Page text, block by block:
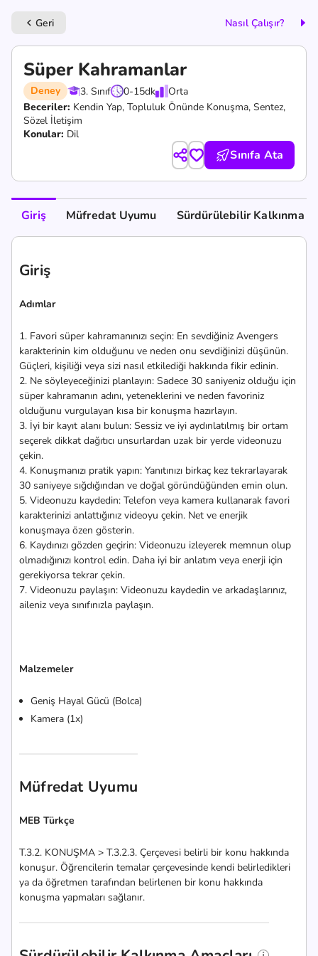
keyboard_arrow_left Geri Nasıl Çalışır?
Süper Kahramanlar
Deney 3. Sınıf 0-15dk
Orta
Beceriler: Kendin Yap, Topluluk Önünde Konuşma, Sentez,
Sözel İletişim
Konular: Dil
Sınıfa Ata
Giriş Müfredat Uyumu Sürdürülebilir Kalkınma
Giriş
Adımlar
1. Favori süper kahramanınızı seçin: En sevdiğiniz Avengers
karakterinin kim olduğunu ve neden onu sevdiğinizi düşünün.
Güçleri, kişiliği veya sizi nasıl etkilediği hakkında fikir edinin.
2. Ne söyleyeceğinizi planlayın: Sadece 30 saniyeniz olduğu için
süper kahramanın adını, yeteneklerini ve neden favoriniz
olduğunu vurgulayan kısa bir konuşma hazırlayın.
3. İyi bir kayıt alanı bulun: Sessiz ve iyi aydınlatılmış bir ortam
seçerek dikkat dağıtıcı unsurlardan uzak bir yerde videonuzu
çekin.
4. Konuşmanızı pratik yapın: Yanıtınızı birkaç kez tekrarlayarak
30 saniyeye sığdığından ve doğal göründüğünden emin olun.
5. Videonuzu kaydedin: Telefon veya kamera kullanarak favori
karakterinizi anlattığınız videoyu çekin. Net ve enerjik
konuşmaya özen gösterin.
6. Kaydınızı gözden geçirin: Videonuzu izleyerek memnun olup
olmadığınızı kontrol edin. Daha iyi bir anlatım veya enerji için
gerekiyorsa tekrar çekin.
7. Videonuzu paylaşın: Videonuzu kaydedin ve arkadaşlarınız,
aileniz veya sınıfınızla paylaşın.
Malzemeler
Geniş Hayal Gücü (Bolca)
Kamera (1x)
Müfredat Uyumu
MEB Türkçe
T.3.2. KONUŞMA > T.3.2.3. Çerçevesi belirli bir konu hakkında
konuşur. Öğrencilerin temalar çerçevesinde kendi belirledikleri
ya da öğretmen tarafından belirlenen bir konu hakkında
konuşma yapmaları sağlanır.